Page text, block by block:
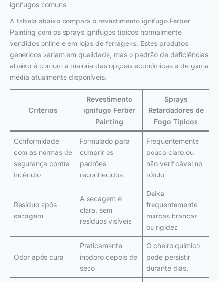
ignífugos comuns
A tabela abaixo compara o revestimento ignífugo Ferber
Painting com os sprays ignífugos típicos normalmente
vendidos online e em lojas de ferragens. Estes produtos
genéricos variam em qualidade, mas o padrão de deficiências
abaixo é comum à maioria das opções económicas e de gama
média atualmente disponíveis.
Critérios
Revestimento
ignífugo Ferber
Painting
Sprays
Retardadores de
Fogo Típicos
Conformidade
com as normas de
segurança contra
incêndio
Formulado para
cumprir os
padrões
reconhecidos
Frequentemente
pouco claro ou
não verificável no
rótulo
Resíduo após
secagem
A secagem é
clara, sem
resíduos visíveis
Deixa
frequentemente
marcas brancas
ou rigidez
Odor após cura
Praticamente
inodoro depois de
seco
O cheiro químico
pode persistir
durante dias.